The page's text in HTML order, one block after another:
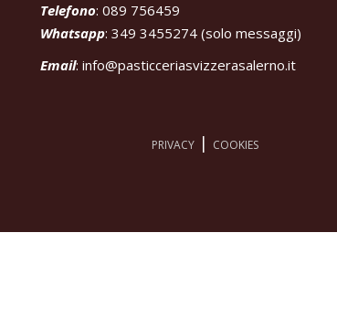
Telefono: 089 756459
Whatsapp: 349 3455274 (solo messaggi)
Email: info@pasticceriasvizzerasalerno.it
PRIVACY| COOKIES